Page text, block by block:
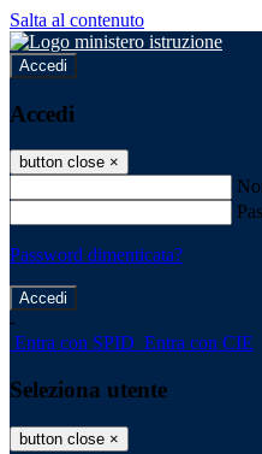
Salta al contenuto
Accedi
Accedi
button close ×
Password dimenticata?
-
Entra con SPID Entra con CIE
Seleziona utente
button close ×